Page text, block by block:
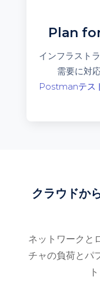
Plan
インフラスト
需要に対
Postmanテス
クラウドか
ネットワークと
チャの負荷とパ